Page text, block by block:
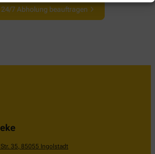
7 Abholung beauftragen
35, 85055 Ingolstadt